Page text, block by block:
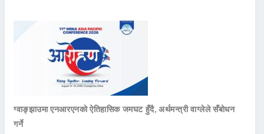
ग्वाङ्झाउमा एनआरएनको ऐतिहासिक जमघट हुँदै, अर्थमन्त्री वाग्लेले सँबोधन
गर्ने